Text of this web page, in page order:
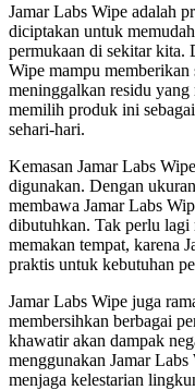
Jamar Labs Wipe adalah
diciptakan untuk
permukaan di sekitar kita.
Wipe mampu memberikan
meninggalkan residu
memilih produk ini
sehari-hari.
Kemasan Jamar Labs
digunakan. Dengan
membawa Jamar Labs
dibutuhkan. Tak perlu lagi
memakan tempat, karena
praktis untuk kebutuhan
Jamar Labs Wipe juga
membersihkan berbagai
khawatir akan dampak
menggunakan Jamar
menjaga kelestarian